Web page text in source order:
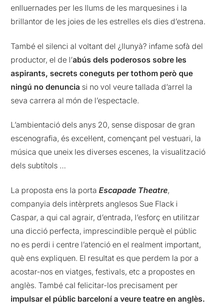
enlluernades per les llums de les marquesines i la
brillantor de les joies de les estrelles els dies d’estrena.
També el silenci al voltant del ¿llunyà? infame sofà del
productor, el de l’abús dels poderosos sobre les
aspirants, secrets coneguts per tothom però que
ningú no denuncia si no vol veure tallada d’arrel la
seva carrera al món de l’espectacle.
L’ambientació dels anys 20, sense disposar de gran
escenografia, és excel·lent, començant pel vestuari, la
música que uneix les diverses escenes, la visualització
dels subtítols …
La proposta ens la portaEscapade Theatre,
companyia dels intèrprets anglesos Sue Flack i
Caspar, a qui cal agrair, d’entrada, l’esforç en utilitzar
una dicció perfecta, imprescindible perquè el públic
no es perdi i centre l’atenció en el realment important,
què ens expliquen. El resultat es que perdem la por a
acostar-nos en viatges, festivals, etc a propostes en
anglès. També cal felicitar-los precisament per
impulsar el públic barceloní a veure teatre en anglès.